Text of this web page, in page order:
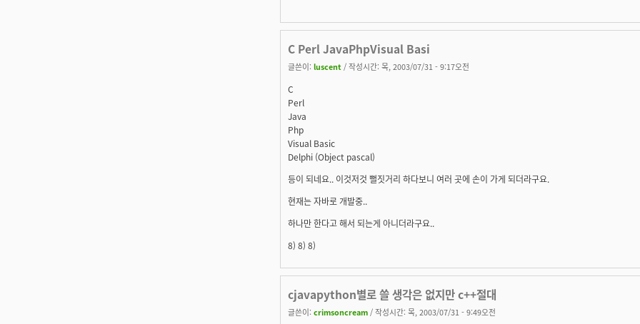
C Perl JavaPhpVisual Basi
글쓴이: luscent / 작성시간: 목, 2003/07/31 - 9:17오전
C
Perl
Java
Php
Visual Basic
Delphi (Object pascal)
등이 되네요.. 이것저것 뻘짓거리 하다보니 여러 곳에 손이 가게 되더라구요.
현재는 자바로 개발중..
하나만 한다고 해서 되는게 아니더라구요..
8) 8) 8)
cjavapython별로 쓸 생각은 없지만 c++절대
글쓴이: crimsoncream / 작성시간: 목, 2003/07/31 - 9:49오전